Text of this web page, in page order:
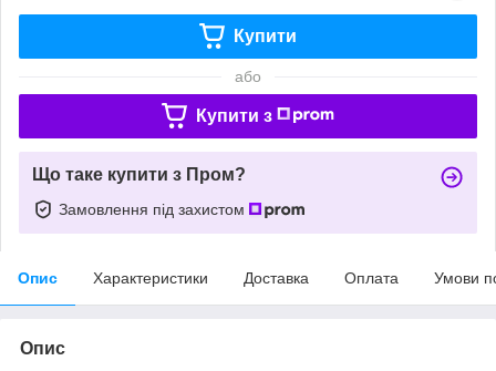
Купити
або
Купити з
Що таке купити з Пром?
Замовлення під захистом
Опис Характеристики Доставка Оплата Умови
Опис